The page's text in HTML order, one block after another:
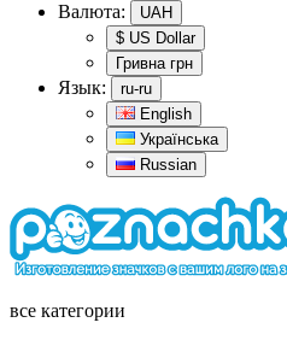
Валюта:
UAH
$ US Dollar
Гривна грн
Язык:
ru-ru
English
Українська
Russian
все категории